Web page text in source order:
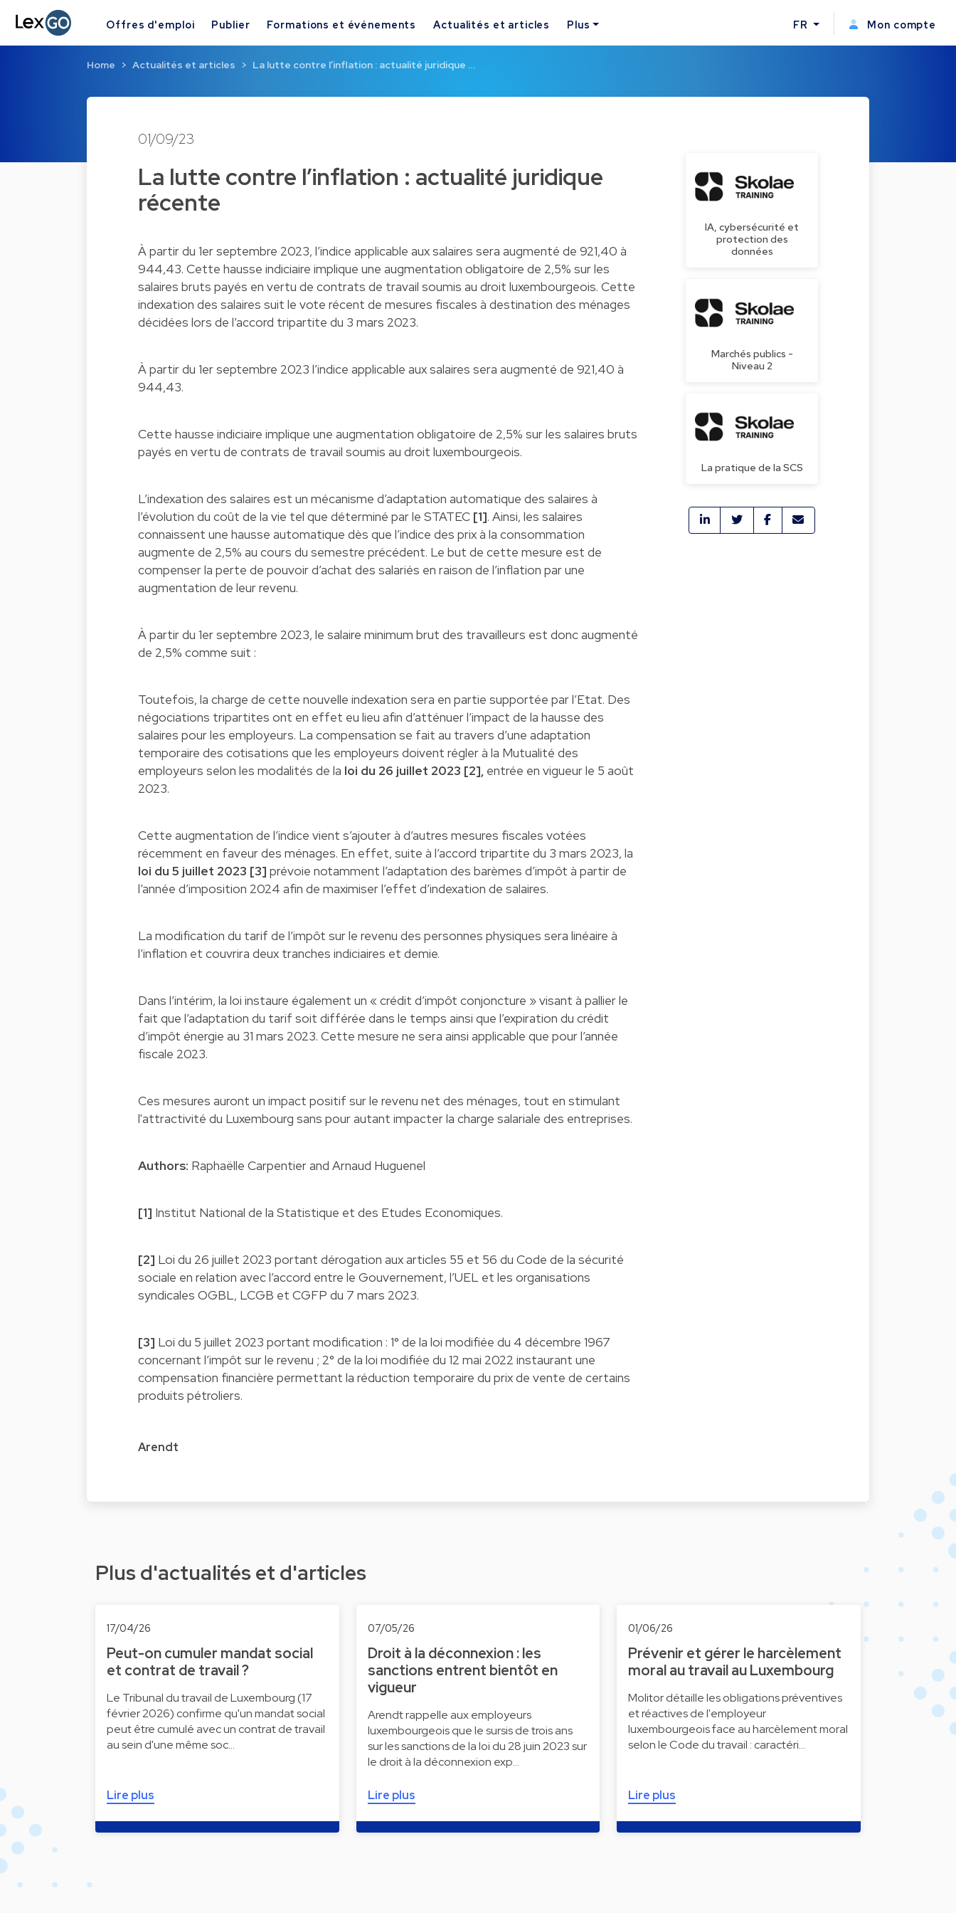
Offres d'emploi Publier Formations et événements Actualités et articles Plus FR Mon compte
Home Actualités et articles La lutte contre l’inflation : actualité juridique …
01/09/23
La lutte contre l’inflation : actualité juridique
récente
À partir du 1er septembre 2023, l’indice applicable aux salaires sera augmenté de 921,40 à
944,43. Cette hausse indiciaire implique une augmentation obligatoire de 2,5% sur les
salaires bruts payés en vertu de contrats de travail soumis au droit luxembourgeois. Cette
indexation des salaires suit le vote récent de mesures fiscales à destination des ménages
décidées lors de l’accord tripartite du 3 mars 2023.
À partir du 1er septembre 2023 l’indice applicable aux salaires sera augmenté de 921,40 à
944,43.
Cette hausse indiciaire implique une augmentation obligatoire de 2,5% sur les salaires bruts
payés en vertu de contrats de travail soumis au droit luxembourgeois.
L’indexation des salaires est un mécanisme d’adaptation automatique des salaires à
l’évolution du coût de la vie tel que déterminé par le STATEC [1]. Ainsi, les salaires
connaissent une hausse automatique dès que l’indice des prix à la consommation
augmente de 2,5% au cours du semestre précédent. Le but de cette mesure est de
compenser la perte de pouvoir d’achat des salariés en raison de l’inflation par une
augmentation de leur revenu.
À partir du 1er septembre 2023, le salaire minimum brut des travailleurs est donc augmenté
de 2,5% comme suit :
Toutefois, la charge de cette nouvelle indexation sera en partie supportée par l’Etat. Des
négociations tripartites ont en effet eu lieu afin d’atténuer l’impact de la hausse des
salaires pour les employeurs. La compensation se fait au travers d’une adaptation
temporaire des cotisations que les employeurs doivent régler à la Mutualité des
employeurs selon les modalités de la loi du 26 juillet 2023 [2], entrée en vigueur le 5 août
2023.
Cette augmentation de l’indice vient s’ajouter à d’autres mesures fiscales votées
récemment en faveur des ménages. En effet, suite à l’accord tripartite du 3 mars 2023, la
loi du 5 juillet 2023 [3] prévoie notamment l’adaptation des barèmes d’impôt à partir de
l’année d’imposition 2024 afin de maximiser l’effet d’indexation de salaires.
La modification du tarif de l’impôt sur le revenu des personnes physiques sera linéaire à
l’inflation et couvrira deux tranches indiciaires et demie.
Dans l’intérim, la loi instaure également un « crédit d’impôt conjoncture » visant à pallier le
fait que l’adaptation du tarif soit différée dans le temps ainsi que l’expiration du crédit
d’impôt énergie au 31 mars 2023. Cette mesure ne sera ainsi applicable que pour l’année
fiscale 2023.
Ces mesures auront un impact positif sur le revenu net des ménages, tout en stimulant
l'attractivité du Luxembourg sans pour autant impacter la charge salariale des entreprises.
Authors: Raphaëlle Carpentier and Arnaud Huguenel
[1] Institut National de la Statistique et des Etudes Economiques.
[2] Loi du 26 juillet 2023 portant dérogation aux articles 55 et 56 du Code de la sécurité
sociale en relation avec l’accord entre le Gouvernement, l’UEL et les organisations
syndicales OGBL, LCGB et CGFP du 7 mars 2023.
[3] Loi du 5 juillet 2023 portant modification : 1° de la loi modifiée du 4 décembre 1967
concernant l’impôt sur le revenu ; 2° de la loi modifiée du 12 mai 2022 instaurant une
compensation financière permettant la réduction temporaire du prix de vente de certains
produits pétroliers.
Arendt
IA, cybersécurité et
protection des
données
Marchés publics -
Niveau 2
La pratique de la SCS
Plus d'actualités et d'articles
17/04/26
Peut-on cumuler mandat social
et contrat de travail ?
Le Tribunal du travail de Luxembourg (17
février 2026) confirme qu'un mandat social
peut être cumulé avec un contrat de travail
au sein d'une même soc…
Lire plus
07/05/26
Droit à la déconnexion : les
sanctions entrent bientôt en
vigueur
Arendt rappelle aux employeurs
luxembourgeois que le sursis de trois ans
sur les sanctions de la loi du 28 juin 2023 sur
le droit à la déconnexion exp…
Lire plus
01/06/26
Prévenir et gérer le harcèlement
moral au travail au Luxembourg
Molitor détaille les obligations préventives
et réactives de l'employeur
luxembourgeois face au harcèlement moral
selon le Code du travail : caractéri…
Lire plus